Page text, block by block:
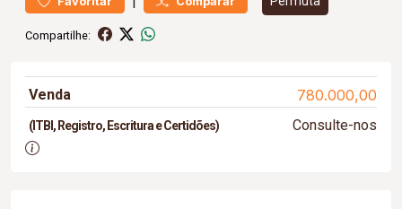
Compartilhe:
Venda 780.000,00
(ITBI, Registro, Escritura e Certidões) Consulte-nos